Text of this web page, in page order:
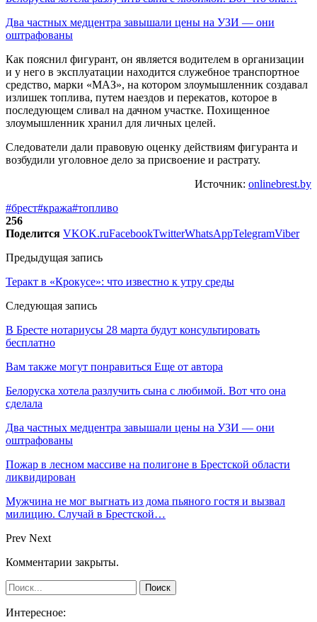
Два частных медцентра завышали цены на УЗИ — они
оштрафованы
Как пояснил фигурант, он является водителем в организации
и у него в эксплуатации находится служебное транспортное
средство, марки «МАЗ», на котором злоумышленник создавал
излишек топлива, путем наездов и перекатов, которое в
последующем сливал на дачном участке. Похищенное
злоумышленник хранил для личных целей.
Следователи дали правовую оценку действиям фигуранта и
возбудили уголовное дело за присвоение и растрату.
Источник: onlinebrest.by
#брест#кража#топливо
256
Поделится VKOK.ruFacebookTwitterWhatsAppTelegramViber
Предыдущая запись
Теракт в «Крокусе»: что известно к утру среды
Следующая запись
В Бресте нотариусы 28 марта будут консультировать
бесплатно
Вам также могут понравиться Еще от автора
Белоруска хотела разлучить сына с любимой. Вот что она
сделала
Два частных медцентра завышали цены на УЗИ — они
оштрафованы
Пожар в лесном массиве на полигоне в Брестской области
ликвидирован
Мужчина не мог выгнать из дома пьяного гостя и вызвал
милицию. Случай в Брестской…
Prev Next
Комментарии закрыты.
Интересное: